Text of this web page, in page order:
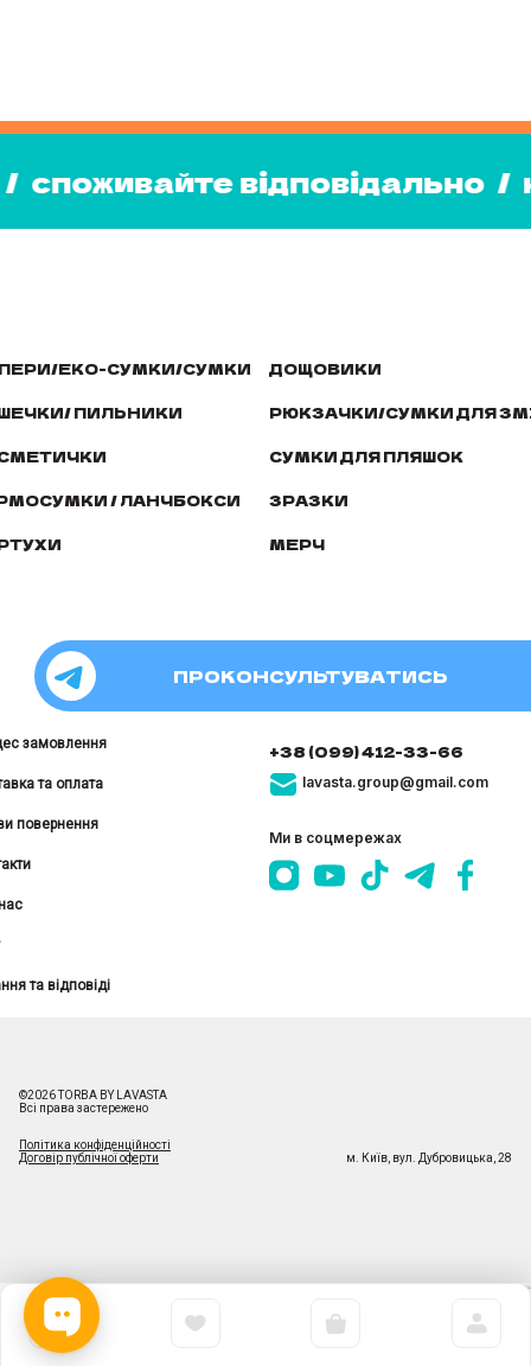
відповідально / наша
/ споживайте відповідально
ЕКО-СУМКИ/СУМКИ
ПИЛЬНИКИ
/ ЛАНЧБОКСИ
ДОЩОВИКИ
РЮКЗАЧКИ/СУМКИ ДЛЯ
СУМКИ ДЛЯ ПЛЯШОК
ЗРАЗКИ
МЕРЧ
замовлення
та оплата
повернення
та відповіді
ПРОКОНСУЛЬТУВАТИСЬ
+38 (099) 412-33-66
Ми в соцмережах
lavasta.group@gmail.com
©2026TORBA BY LAVASTA
Всі права застережено
Політика конфіденційності
Договір публічної оферти
м. Київ вул. Дубровицька, 28